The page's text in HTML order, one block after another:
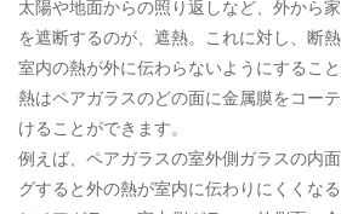
太陽や地面からの照り返しなど、外から
を遮断するのが、遮熱。これに対し、断
室内の熱が外に伝わらないようにするこ
熱はペアガラスのどの面に金属膜をコー
けることができます。
例えば、ペアガラスの室外側ガラスの内
グすると外の熱が室内に伝わりにくくな